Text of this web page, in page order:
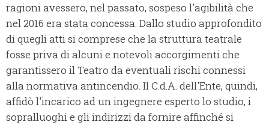
ragioni avessero, nel passato, sospeso l'agibilità che
nel 2016 era stata concessa. Dallo studio approfondito
di quegli atti si comprese che la struttura teatrale
fosse priva di alcuni e notevoli accorgimenti che
garantissero il Teatro da eventuali rischi connessi
alla normativa antincendio. Il C.d.A. dell'Ente, quindi,
affidò l'incarico ad un ingegnere esperto lo studio, i
sopralluoghi e gli indirizzi da fornire affinché si